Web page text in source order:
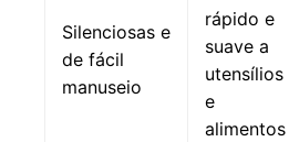
Silenciosas e
de fácil
manuseio
rápido e
suave a
utensílios
e
alimentos